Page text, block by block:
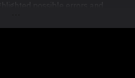
possible errors and
A/B experiments, confidence